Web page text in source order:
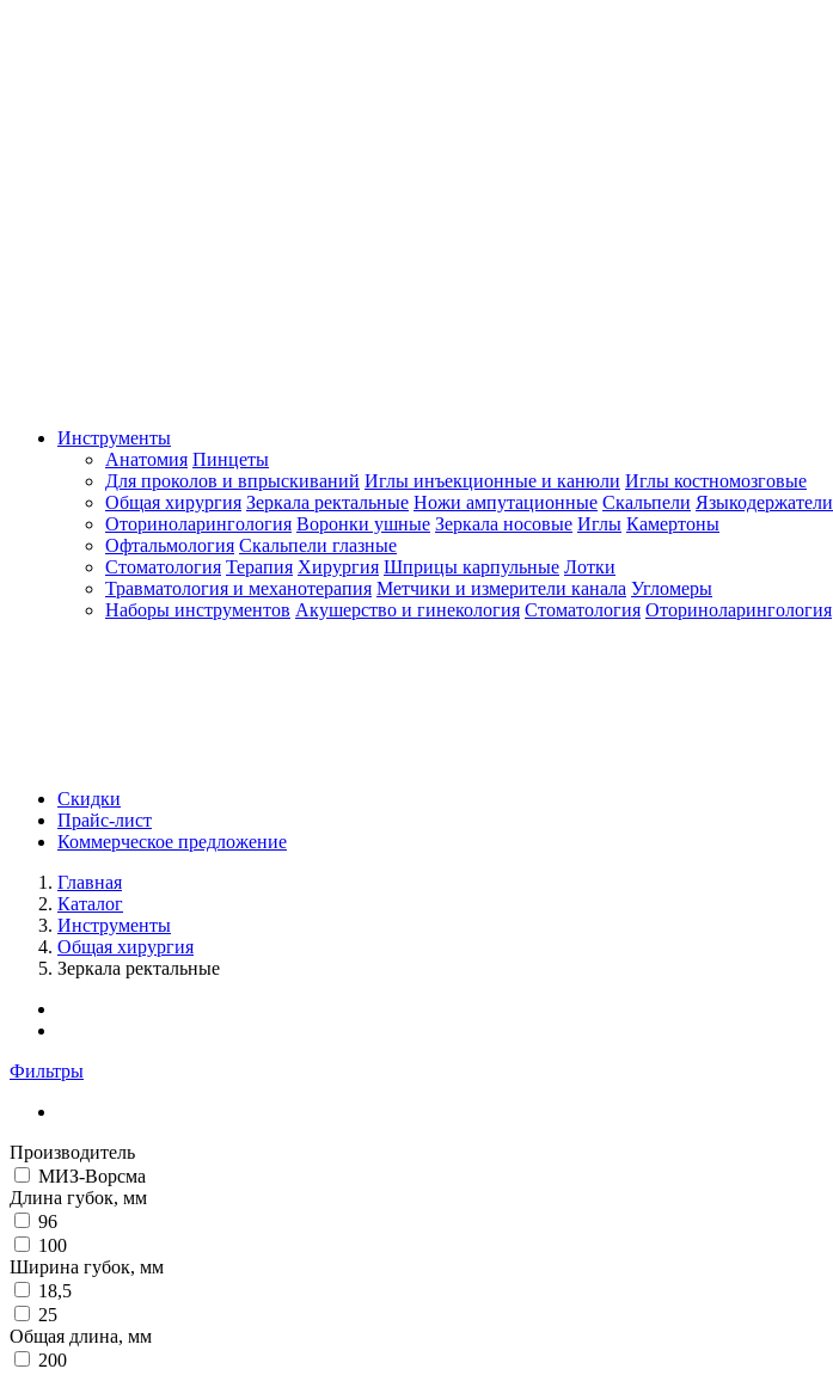
Инструменты
Анатомия Пинцеты
Для проколов и впрыскиваний Иглы инъекционные и канюли Иглы костномозговые
Общая хирургия Зеркала ректальные Ножи ампутационные Скальпели Языкодержатели
Оториноларингология Воронки ушные Зеркала носовые Иглы Камертоны
Офтальмология Скальпели глазные
Стоматология Терапия Хирургия Шприцы карпульные Лотки
Травматология и механотерапия Метчики и измерители канала Угломеры
Наборы инструментов Акушерство и гинекология Стоматология Оториноларингология
Скидки
Прайс-лист
Коммерческое предложение
Главная
Каталог
Инструменты
Общая хирургия
Зеркала ректальные
Фильтры
Производитель
МИЗ-Ворсма
Длина губок, мм
96
100
Ширина губок, мм
18,5
25
Общая длина, мм
200